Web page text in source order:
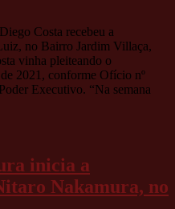
Costa recebeu a
no Bairro Jardim Villaça,
vinha pleiteando o
2021, conforme Ofício nº
Executivo. “Na semana
inicia a
Nakamura, no